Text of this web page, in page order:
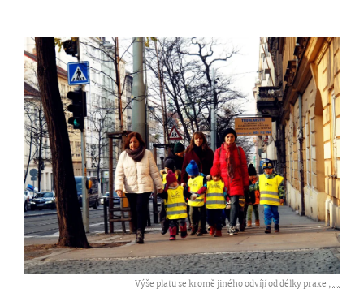
Výše platu se kromě jiného odvíjí od délky praxe ,...